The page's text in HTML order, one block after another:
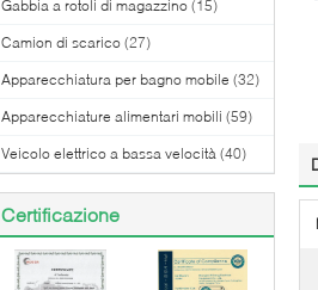
Gabbia a rotoli di magazzino (15)
Camion di scarico (27)
Apparecchiatura per bagno mobile (32)
Apparecchiature alimentari mobili (59)
Veicolo elettrico a bassa velocità (40)
Certificazione